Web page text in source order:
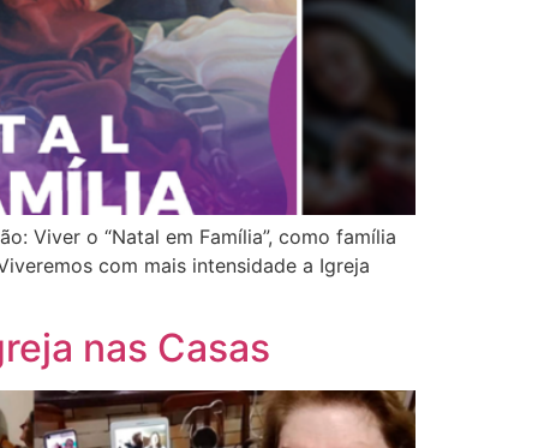
Viver o “Natal em Família”, como família
com mais intensidade a Igreja
nas Casas